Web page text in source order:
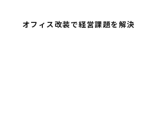
オフィス改装で経営課題を解決